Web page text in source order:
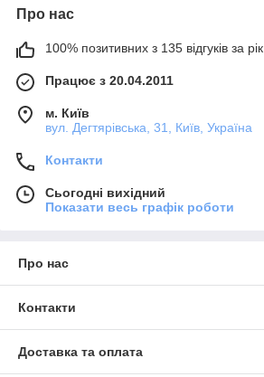
Про нас
100% позитивних з 135 відгуків за рік
Працює з 20.04.2011
м. Київ
вул. Дегтярівська, 31, Київ, Україна
Контакти
Сьогодні вихідний
Показати весь графік роботи
Про нас
Контакти
Доставка та оплата